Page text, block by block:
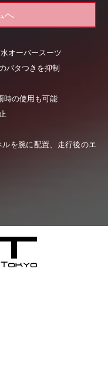
へ
オーバースーツ
バタつきを抑制
時の使用も可能
を腕に配置、走行後のエ